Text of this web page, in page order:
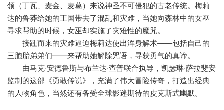
领（丁瓦、麦金、麦葛）来说神圣不可侵犯的古老传统。梅莉
达的鲁莽给她的王国带去了混乱和灾难，当她向森林中的女巫
寻求帮助的时候，女巫却实施了灾难性的魔咒。
接踵而来的灾难逼迫梅莉达使出浑身解术——包括自己的
三胞胎弟弟们——来帮助她解除咒语，寻获勇气的真谛。
由马克∙安德鲁斯与布兰达∙查普联合执导，凯瑟琳∙萨拉斐安
监制的这部《勇敢传说》，充满了伟大冒险传奇，打造出经典
的人物角色，当然还有备受全球影迷期待的皮克斯式幽默。